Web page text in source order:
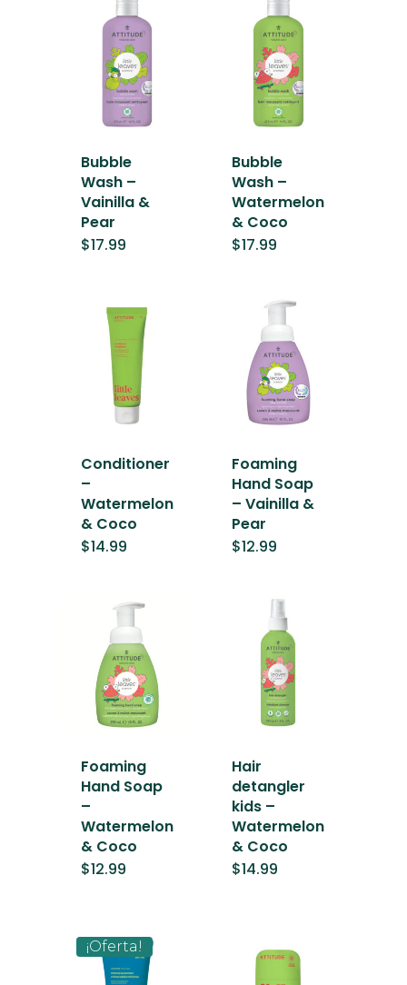
Bubble
Wash –
Vainilla &
Pear
$17.99
Bubble
Wash –
Watermelon
& Coco
$17.99
Conditioner
–
Watermelon
& Coco
$14.99
Foaming
Hand Soap
– Vainilla &
Pear
$12.99
Foaming
Hand Soap
–
Watermelon
& Coco
$12.99
Hair
detangler
kids –
Watermelon
& Coco
$14.99
¡Oferta!